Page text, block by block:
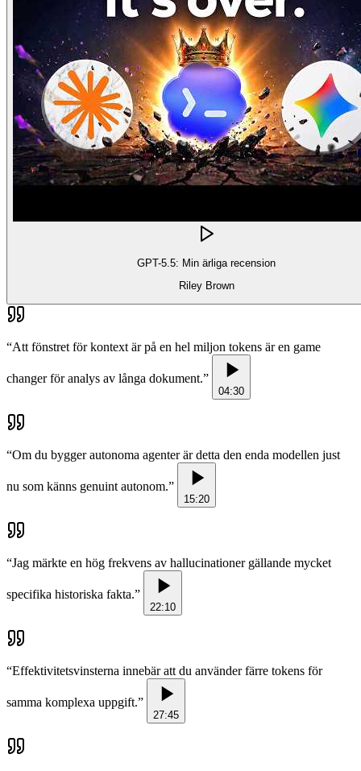
GPT-5.5: Min ärliga recension
Riley Brown
“Att fönstret för kontext är på en hel miljon tokens är en game
changer för analys av långa dokument.”
04:30
“Om du bygger autonoma agenter är detta den enda modellen just
nu som känns genuint autonom.”
15:20
“Jag märkte en hög frekvens av hallucinationer gällande mycket
specifika historiska fakta.”
22:10
“Effektivitetsvinsterna innebär att du använder färre tokens för
samma komplexa uppgift.”
27:45